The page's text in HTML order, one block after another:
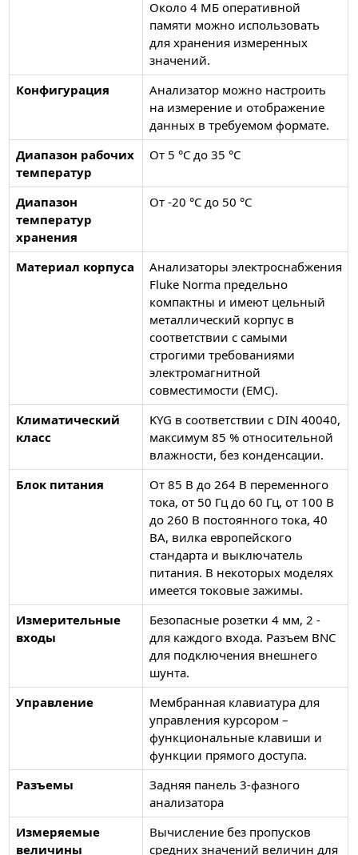
Около 4 МБ оперативной
памяти можно использовать
для хранения измеренных
значений.
Конфигурация
Анализатор можно настроить
на измерение и отображение
данных в требуемом формате.
Диапазон рабочих
температур
От 5 °C до 35 °C
Диапазон
температур
хранения
От -20 °C до 50 °C
Материал корпуса
Анализаторы электроснабжения
Fluke Norma предельно
компактны и имеют цельный
металлический корпус в
соответствии с самыми
строгими требованиями
электромагнитной
совместимости (EMC).
Климатический
класс
KYG в соответствии с DIN 40040,
максимум 85 % относительной
влажности, без конденсации.
Блок питания
От 85 В до 264 В переменного
тока, от 50 Гц до 60 Гц, от 100 В
до 260 В постоянного тока, 40
ВА, вилка европейского
стандарта и выключатель
питания. В некоторых моделях
имеется токовые зажимы.
Измерительные
входы
Безопасные розетки 4 мм, 2 -
для каждого входа. Разъем BNC
для подключения внешнего
шунта.
Управление
Мембранная клавиатура для
управления курсором –
функциональные клавиши и
функции прямого доступа.
Разъемы
Задняя панель 3-фазного
анализатора
Измеряемые
величины
Вычисление без пропусков
средних значений величин для